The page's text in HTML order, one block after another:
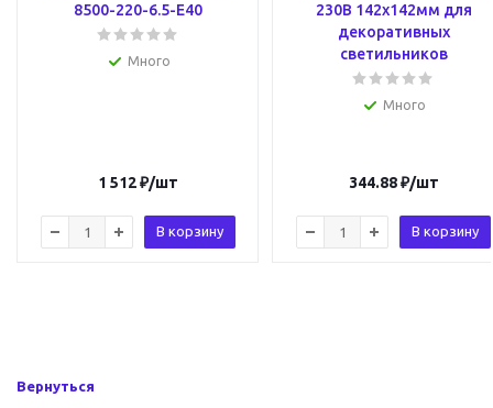
8500-220-6.5-E40
Много
1 512₽/шт
В корзину
230В 142х142мм для
декоративных
светильников
Много
344.88₽/шт
В корзину
Вернуться